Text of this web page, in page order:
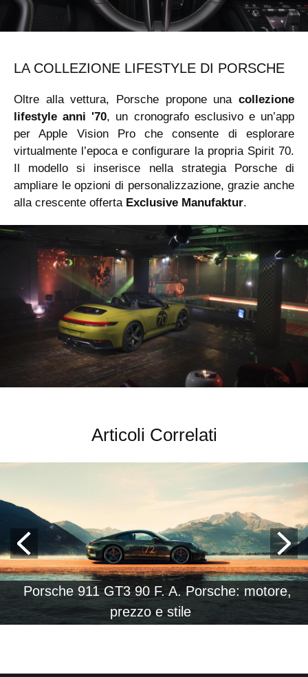
LA COLLEZIONE LIFESTYLE DI PORSCHE
Oltre alla vettura, Porsche propone una collezione
lifestyle anni '70, un cronografo esclusivo e un’app
per Apple Vision Pro che consente di esplorare
virtualmente l’epoca e configurare la propria Spirit 70.
Il modello si inserisce nella strategia Porsche di
ampliare le opzioni di personalizzazione, grazie anche
alla crescente offerta Exclusive Manufaktur.
Articoli Correlati
Porsche 911 GT3 90 F. A. Porsche: motore,
prezzo e stile